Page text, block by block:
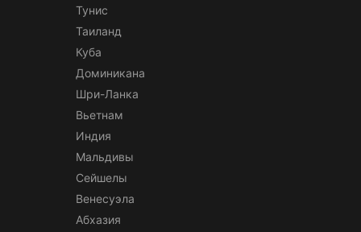
Тунис
Таиланд
Куба
Доминикана
Шри-Ланка
Вьетнам
Индия
Мальдивы
Сейшелы
Венесуэла
Абхазия